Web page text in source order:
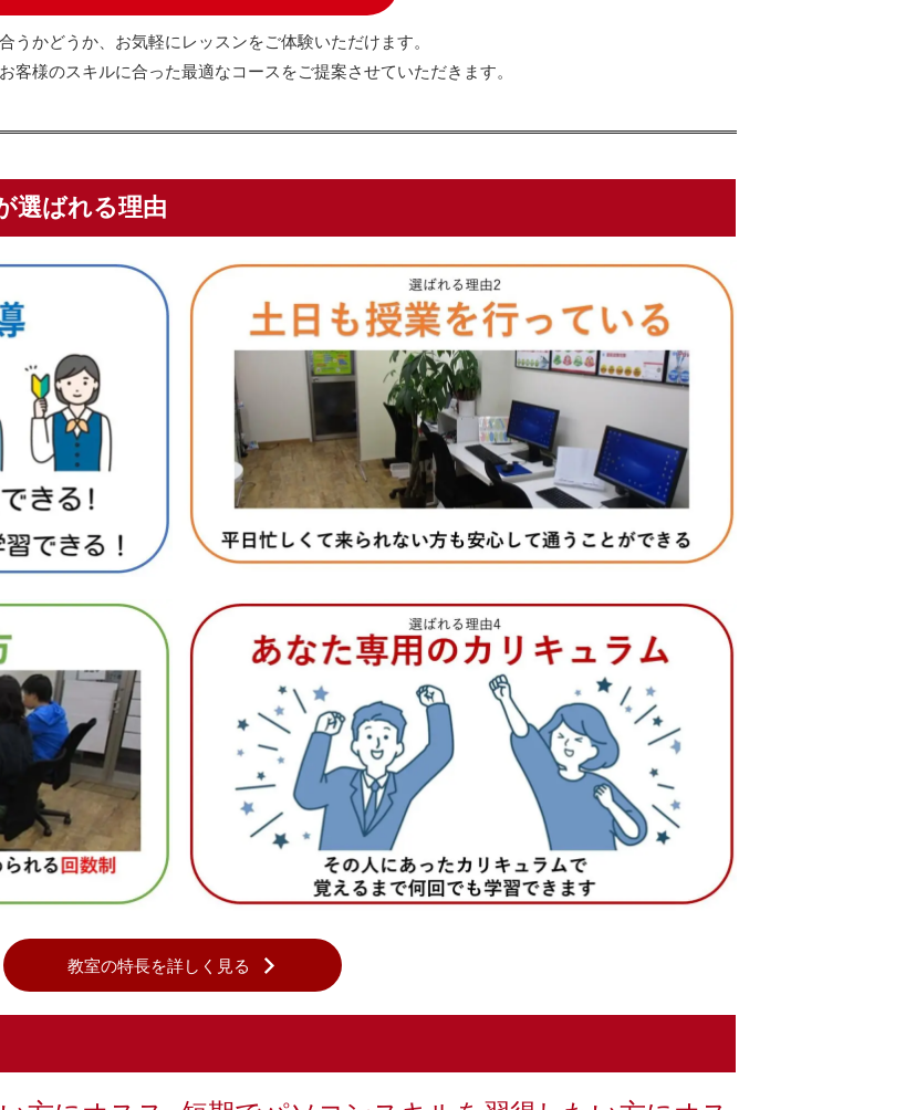
うかどうか、お気軽にレッスンをご体験いただけます。
客様のスキルに合った最適なコースをご提案させていただきます。
選ばれる理由
教室の特長を詳しく見る